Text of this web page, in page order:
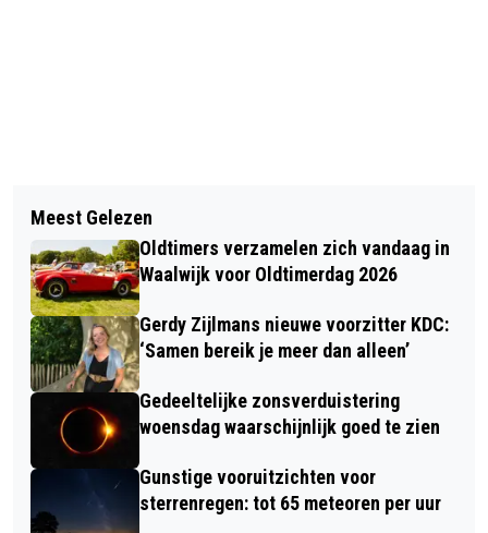
GEMEENTE LOON OP ZAND ZOEKT
ENTHOUSIASTE MODELLEN VOOR
WEBSITE EN UITINGEN
VERLENGPERIODE SEIZOENKAARTEN
RKC WAALWIJK VAN START GEGAAN
Meest Gelezen
Oldtimers verzamelen zich vandaag in
Waalwijk voor Oldtimerdag 2026
Gerdy Zijlmans nieuwe voorzitter KDC:
‘Samen bereik je meer dan alleen’
Gedeeltelijke zonsverduistering
woensdag waarschijnlijk goed te zien
Gunstige vooruitzichten voor
sterrenregen: tot 65 meteoren per uur